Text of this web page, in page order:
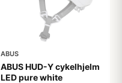
ABUS
ABUS HUD-Y cykelhjelm
LED pure white